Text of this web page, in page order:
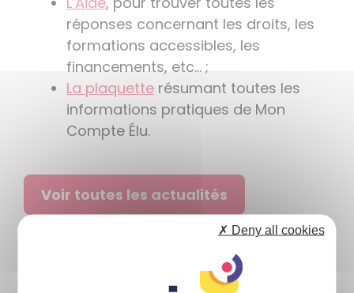
réponses concernant les droits, les
formations accessibles, les
financements, etc… ;
La plaquette résumant toutes les
informations pratiques de Mon
Compte Élu.
Voir toutes les actualités
✗ Deny all cookies